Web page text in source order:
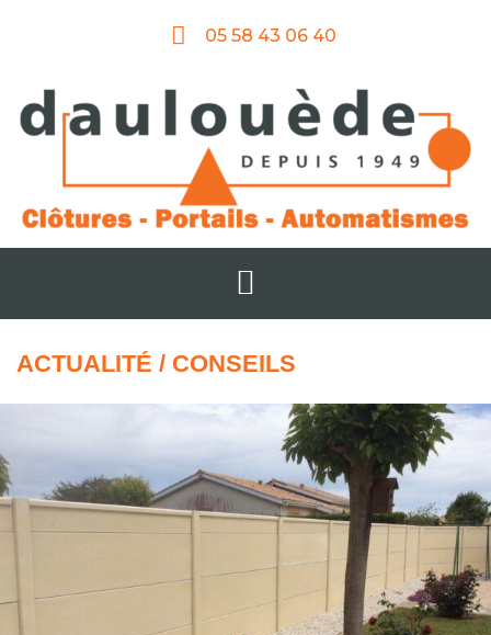
05 58 43 06 40
ACTUALITÉ / CONSEILS